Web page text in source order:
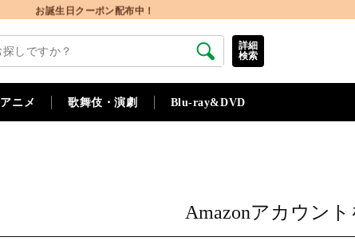
お誕生日クーポン配布中！
詳細
検索
アニメ 歌舞伎・演劇 Blu-ray&DVD
Amazonアカウン